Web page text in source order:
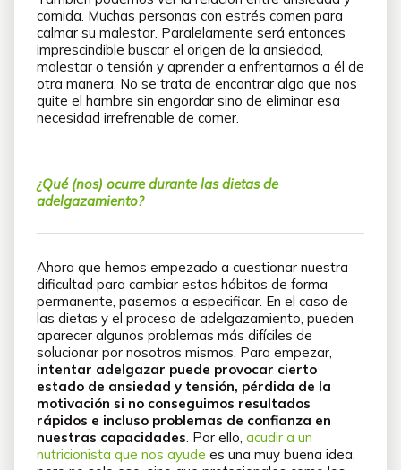
comida. Muchas personas con estrés comen para
calmar su malestar. Paralelamente será entonces
imprescindible buscar el origen de la ansiedad,
malestar o tensión y aprender a enfrentarnos a él de
otra manera. No se trata de encontrar algo que nos
quite el hambre sin engordar sino de eliminar esa
necesidad irrefrenable de comer.
¿Qué (nos) ocurre durante las dietas de
adelgazamiento?
Ahora que hemos empezado a cuestionar nuestra
dificultad para cambiar estos hábitos de forma
permanente, pasemos a especificar. En el caso de
las dietas y el proceso de adelgazamiento, pueden
aparecer algunos problemas más difíciles de
solucionar por nosotros mismos. Para empezar,
intentar adelgazar puede provocar cierto
estado de ansiedad y tensión, pérdida de la
motivación si no conseguimos resultados
rápidos e incluso problemas de confianza en
nuestras capacidades. Por ello, acudir a un
nutricionista que nos ayude es una muy buena idea,